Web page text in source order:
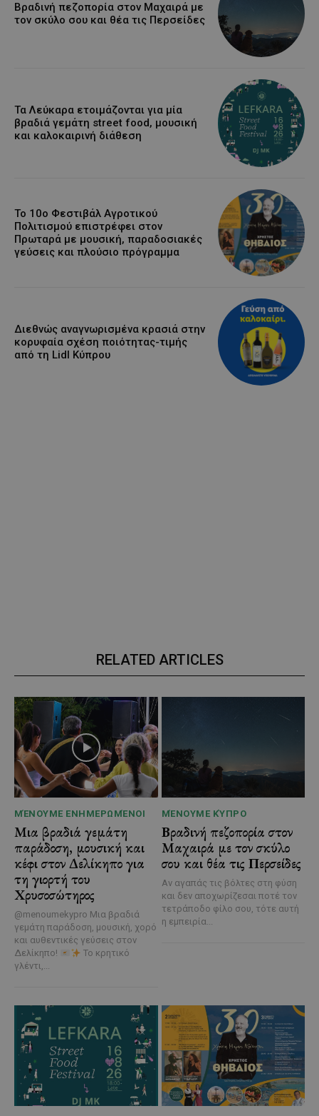
Βραδινή πεζοπορία στον Μαχαιρά με
τον σκύλο σου και θέα τις Περσείδες
Τα Λεύκαρα ετοιμάζονται για μία
βραδιά γεμάτη street food, μουσική
και καλοκαιρινή διάθεση
Το 10ο Φεστιβάλ Αγροτικού
Πολιτισμού επιστρέφει στον
Πρωταρά με μουσική, παραδοσιακές
γεύσεις και πλούσιο πρόγραμμα
Διεθνώς αναγνωρισμένα κρασιά στην
κορυφαία σχέση ποιότητας-τιμής
από τη Lidl Κύπρου
RELATED ARTICLES
ΜΈΝΟΥΜΕ ΕΝΗΜΕΡΩΜΈΝΟΙ
Μια βραδιά γεμάτη
παράδοση, μουσική και
κέφι στον Δελίκηπο για
τη γιορτή του
Χρυσοσώτηρος
@menoumekypro Μια βραδιά
γεμάτη παράδοση, μουσική, χορό
και αυθεντικές γεύσεις στον
Δελίκηπο!
Το κρητικό
γλέντι,...
ΜΈΝΟΥΜΕ ΚΎΠΡΟ
Βραδινή πεζοπορία στον
Μαχαιρά με τον σκύλο
σου και θέα τις Περσείδες
Αν αγαπάς τις βόλτες στη φύση
και δεν αποχωρίζεσαι ποτέ τον
τετράποδο φίλο σου, τότε αυτή
η εμπειρία...